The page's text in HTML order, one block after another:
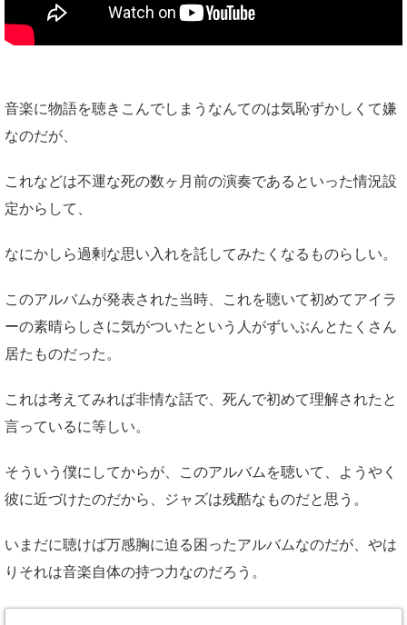
音楽に物語を聴きこんでしまうなんてのは気恥ずかしくて嫌
なのだが、
これなどは不運な死の数ヶ月前の演奏であるといった情況設
定からして、
なにかしら過剰な思い入れを託してみたくなるものらしい。
このアルバムが発表された当時、これを聴いて初めてアイラ
ーの素晴らしさに気がついたという人がずいぶんとたくさん
居たものだった。
これは考えてみれば非情な話で、死んで初めて理解されたと
言っているに等しい。
そういう僕にしてからが、このアルバムを聴いて、ようやく
彼に近づけたのだから、ジャズは残酷なものだと思う。
いまだに聴けば万感胸に迫る困ったアルバムなのだが、やは
りそれは音楽自体の持つ力なのだろう。